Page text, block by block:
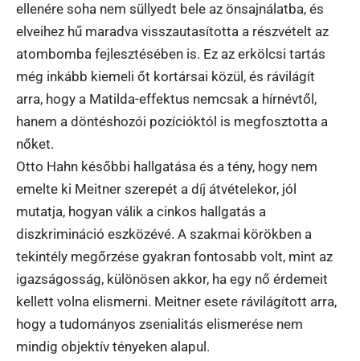
ellenére soha nem süllyedt bele az önsajnálatba, és
elveihez hű maradva visszautasította a részvételt az
atombomba fejlesztésében is. Ez az erkölcsi tartás
még inkább kiemeli őt kortársai közül, és rávilágít
arra, hogy a Matilda-effektus nemcsak a hírnévtől,
hanem a döntéshozói pozícióktól is megfosztotta a
nőket.
Otto Hahn későbbi hallgatása és a tény, hogy nem
emelte ki Meitner szerepét a díj átvételekor, jól
mutatja, hogyan válik a cinkos hallgatás a
diszkrimináció eszközévé. A szakmai körökben a
tekintély megőrzése gyakran fontosabb volt, mint az
igazságosság, különösen akkor, ha egy nő érdemeit
kellett volna elismerni. Meitner esete rávilágított arra,
hogy a tudományos zsenialitás elismerése nem
mindig objektív tényeken alapul.